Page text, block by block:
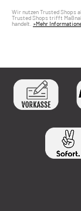
Wir nutzen Trusted Shops
Trusted Shops trifft
handelt. »Mehr